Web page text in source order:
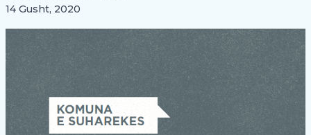
14 Gusht, 2020